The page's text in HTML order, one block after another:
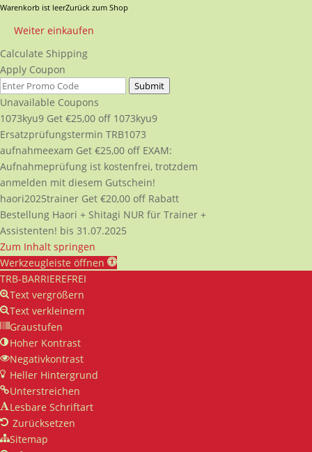
Warenkorb ist leerZurück zum Shop
Weiter einkaufen
Calculate Shipping
Apply Coupon
Submit
Unavailable Coupons
1073kyu9 Get €25,00 off 1073kyu9
Ersatzprüfungstermin TRB1073
aufnahmeexam Get €25,00 off EXAM:
Aufnahmeprüfung ist kostenfrei, trotzdem
anmelden mit diesem Gutschein!
haori2025trainer Get €20,00 off Rabatt
Bestellung Haori + Shitagi NUR für Trainer +
Assistenten! bis 31.07.2025
Zum Inhalt springen
Werkzeugleiste öffnen
TRB-BARRIEREFREI
Text vergrößern
Text verkleinern
Graustufen
Hoher Kontrast
Negativkontrast
Heller Hintergrund
Unterstreichen
Lesbare Schriftart
Zurücksetzen
Sitemap